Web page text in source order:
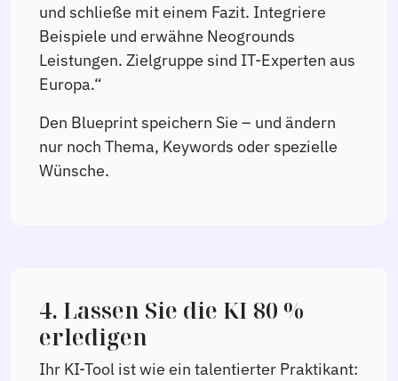
und schließe mit einem Fazit. Integriere
Beispiele und erwähne Neogrounds
Leistungen. Zielgruppe sind IT-Experten aus
Europa.“
Den Blueprint speichern Sie – und ändern
nur noch Thema, Keywords oder spezielle
Wünsche.
4. Lassen Sie die KI 80 %
erledigen
Ihr KI-Tool ist wie ein talentierter Praktikant: